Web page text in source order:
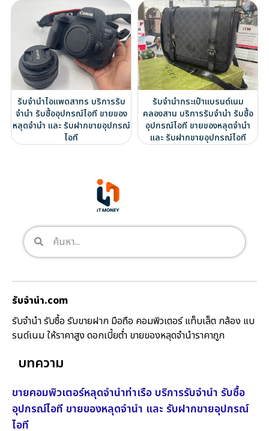
รับจำนำไอแพดสาทร บริการรับ
จำนำ รับซื้ออุปกรณ์ไอที ขายของ
หลุดจำนำ และ รับฝากขายอุปกรณ์
ไอที
รับจำนำกระเป๋าแบรนด์เนม
คลองสาน บริการรับจำนำ รับซื้อ
อุปกรณ์ไอที ขายของหลุดจำนำ
และ รับฝากขายอุปกรณ์ไอที
รับจํานํา.com
รับจำนำ รับซื้อ รับขายฝาก มือถือ คอมพิวเตอร์ แท็บเล็ต กล้อง แบ
รนด์เนม ให้ราคาสูง ดอกเบี้ยต่ำ ขายของหลุดจำนำราคาถูก
บทความ
ขายคอมพิวเตอร์หลุดจำนำท่าเรือ บริการรับจำนำ รับซื้อ
อุปกรณ์ไอที ขายของหลุดจำนำ และ รับฝากขายอุปกรณ์
ไอที